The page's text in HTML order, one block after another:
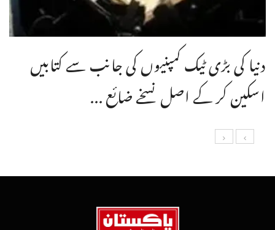
دنیا کی بڑی ٹیک کمپنیوں کی جانب سے کتابیں
اسکین کر کے اصل نسخے ضائع ...